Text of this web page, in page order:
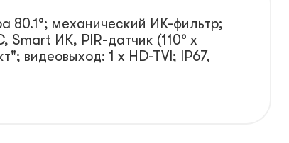
80.1°; механический ИК-фильтр;
Smart ИК, PIR-датчик (110° x
видеовыход: 1 х HD-TVI; IP67,